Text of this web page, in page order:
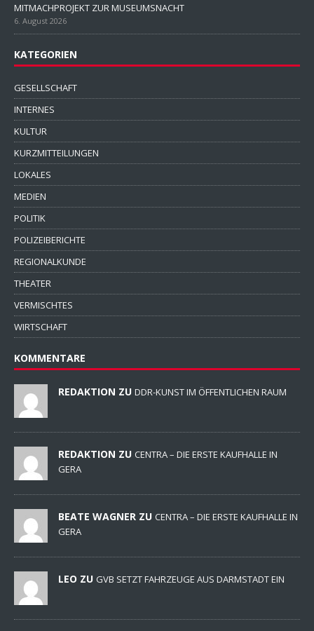
MITMACHPROJEKT ZUR MUSEUMSNACHT
6. August 2026
KATEGORIEN
GESELLSCHAFT
INTERNES
KULTUR
KURZMITTEILUNGEN
LOKALES
MEDIEN
POLITIK
POLIZEIBERICHTE
REGIONALKUNDE
THEATER
VERMISCHTES
WIRTSCHAFT
KOMMENTARE
REDAKTION ZU DDR-KUNST IM ÖFFENTLICHEN RAUM
REDAKTION ZU CENTRA – DIE ERSTE KAUFHALLE IN
GERA
BEATE WAGNER ZU CENTRA – DIE ERSTE KAUFHALLE IN
GERA
LEO ZU GVB SETZT FAHRZEUGE AUS DARMSTADT EIN